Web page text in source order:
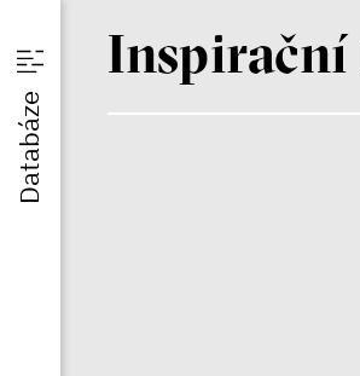
Inspirační
Databáze